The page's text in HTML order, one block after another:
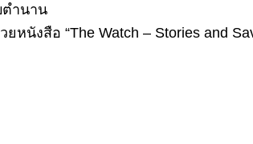
ตำนาน
หนังสือ “The Watch – Stories and